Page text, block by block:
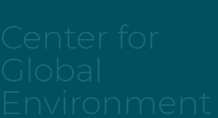
Center for
Global
Environment